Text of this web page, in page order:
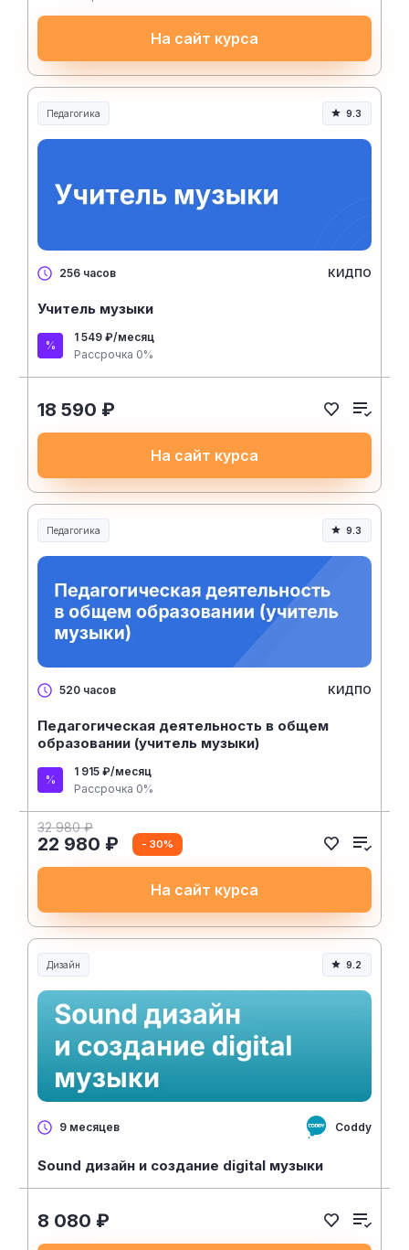
На сайт курса
Педагогика
Образование и педагогика
9.3
256 часов КИДПО
Учитель музыки
1 549 ₽/месяц
Рассрочка 0%
18 590 ₽
На сайт курса
Педагогика
Образование и педагогика
9.3
520 часов КИДПО
Педагогическая деятельность в общем
образовании (учитель музыки)
1 915 ₽/месяц
Рассрочка 0%
32 980 ₽
22 980 ₽ - 30%
На сайт курса
Дизайн 9.2
9 месяцев Coddy
Sound дизайн и создание digital музыки
8 080 ₽